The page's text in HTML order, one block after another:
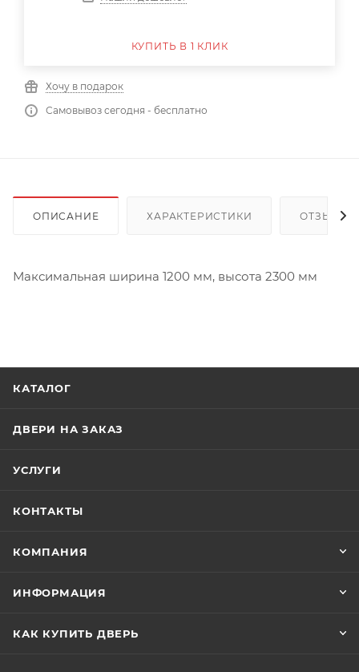
КУПИТЬ В 1 КЛИК
Хочу в подарок
Самовывоз сегодня - бесплатно
ОПИСАНИЕ ХАРАКТЕРИСТИКИ ОТЗЫВЫ
Максимальная ширина 1200 мм, высота 2300 мм
КАТАЛОГ
ДВЕРИ НА ЗАКАЗ
УСЛУГИ
КОНТАКТЫ
КОМПАНИЯ
ИНФОРМАЦИЯ
КАК КУПИТЬ ДВЕРЬ